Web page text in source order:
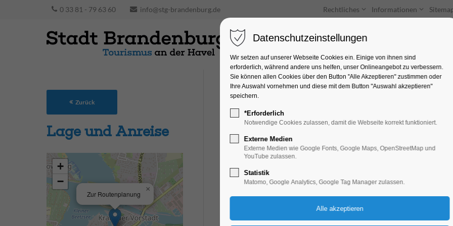
0 33 81 - 79 63 60 info@stg-brandenburg.de Rechtliches Informationen
Unterkünfte Entdecken & Erleben
Gitarrenbauer
Krakauer Straße 24, 14776
Zurück
Lage und Anreise
Zur Routenplanung
×
+
−
Datenschutzeinstellungen
Wir setzen auf unserer Webseite Cookies ein. Einige von ihnen sind
erforderlich, während andere uns helfen, unser Onlineangebot zu verbessern.
Sie können allen Cookies über den Button "Alle Akzeptieren" zustimmen oder
Ihre Auswahl vornehmen und diese mit dem Button "Auswahl akzeptieren"
speichern.
*Erforderlich
Notwendige Cookies zulassen, damit die Webseite korrekt funktioniert.
Externe Medien
Externe Medien wie Google Fonts, Google Maps, OpenStreetMap und
YouTube zulassen.
Statistik
Matomo, Google Analytics, Google Tag Manager zulassen.